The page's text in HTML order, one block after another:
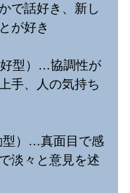
で話好き、新し
が好き
型）…協調性が
手、人の気持ち
型）…真面目で感
淡々と意見を述